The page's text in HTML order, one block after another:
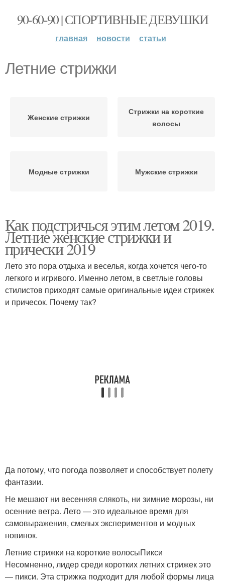
90-60-90 | СПОРТИВНЫЕ ДЕВУШКИ
главная новости статьи
Летние стрижки
Женские стрижки
Стрижки на короткие
волосы
Модные стрижки Мужские стрижки
Как подстричься этим летом 2019.
Летние женские стрижки и
прически 2019
Лето это пора отдыха и веселья, когда хочется чего-то
легкого и игривого. Именно летом, в светлые головы
стилистов приходят самые оригинальные идеи стрижек
и причесок. Почему так?
Да потому, что погода позволяет и способствует полету
фантазии.
Не мешают ни весенняя слякоть, ни зимние морозы, ни
осенние ветра. Лето — это идеальное время для
самовыражения, смелых экспериментов и модных
новинок.
Летние стрижки на короткие волосыПикси
Несомненно, лидер среди коротких летних стрижек это
— пикси. Эта стрижка подходит для любой формы лица